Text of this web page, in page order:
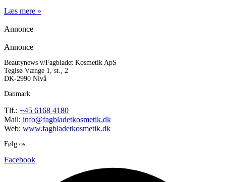
Læs mere »
Annonce
Annonce
Beautynews v/Fagbladet Kosmetik ApS
Teglsø Vænge 1, st., 2
DK-2990 Nivå
Danmark
Tlf.: +45 6168 4180
Mail: info@fagbladetkosmetik.dk
Web: www.fagbladetkosmetik.dk
Følg os:
Facebook